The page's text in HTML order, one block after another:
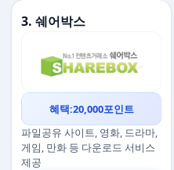
3. 쉐어박스
혜택:20,000포인트
파일공유 사이트, 영화, 드라마,
게임, 만화 등 다운로드 서비스
제공